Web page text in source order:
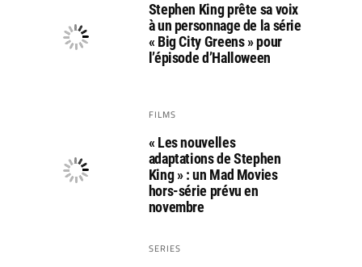
Stephen King prête sa voix
à un personnage de la série
« Big City Greens » pour
l’épisode d’Halloween
FILMS
« Les nouvelles
adaptations de Stephen
King » : un Mad Movies
hors-série prévu en
novembre
SERIES